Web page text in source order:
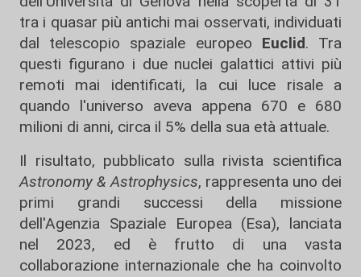
tra i quasar più antichi mai osservati, individuati
dal telescopio spaziale europeo Euclid. Tra
questi figurano i due nuclei galattici attivi più
remoti mai identificati, la cui luce risale a
quando l'universo aveva appena 670 e 680
milioni di anni, circa il 5% della sua età attuale.
Il risultato, pubblicato sulla rivista scientifica
Astronomy & Astrophysics, rappresenta uno dei
primi grandi successi della missione
dell'Agenzia Spaziale Europea (Esa), lanciata
nel 2023, ed è frutto di una vasta
collaborazione internazionale che ha coinvolto